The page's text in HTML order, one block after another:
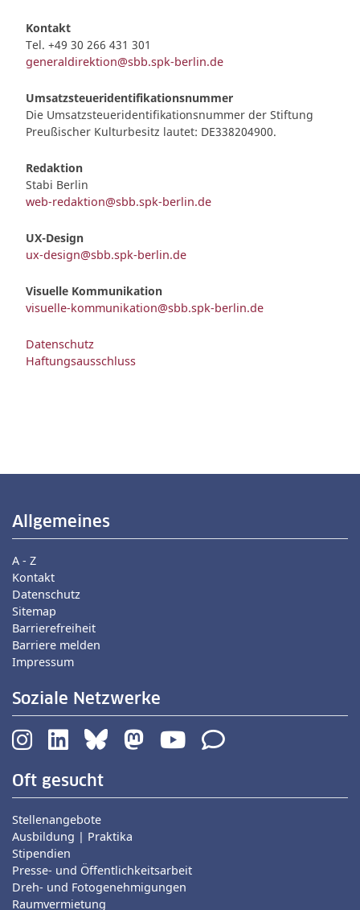
Kontakt
Tel. +49 30 266 431 301
generaldirektion@sbb.spk-berlin.de
Umsatzsteueridentifikationsnummer
Die Umsatzsteueridentifikationsnummer der Stiftung
Preußischer Kulturbesitz lautet: DE338204900.
Redaktion
Stabi Berlin
web-redaktion@sbb.spk-berlin.de
UX-Design
ux-design@sbb.spk-berlin.de
Visuelle Kommunikation
visuelle-kommunikation@sbb.spk-berlin.de
Datenschutz
Haftungsausschluss
Allgemeines
A - Z
Kontakt
Datenschutz
Sitemap
Barrierefreiheit
Barriere melden
Impressum
Soziale Netzwerke
Oft gesucht
Stellenangebote
Ausbildung | Praktika
Stipendien
Presse- und Öffentlichkeitsarbeit
Dreh- und Fotogenehmigungen
Raumvermietung